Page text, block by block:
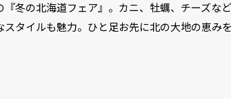
『冬の北海道フェア』。カニ、牡蠣、チーズ
スタイルも魅力。ひと足お先に北の大地の恵み